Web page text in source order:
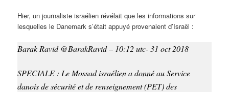
Hier, un journaliste israélien révélait que les informations sur
lesquelles le Danemark s’était appuyé provenaient d’Israël :
Barak Ravid @BarakRavid – 10:12 utc- 31 oct 2018
SPECIALE : Le Mossad israélien a donné au Service
danois de sécurité et de renseignement (PET) des